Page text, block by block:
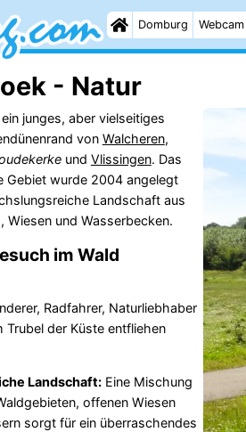
Domburg Webcam
- Natur
junges, aber vielseitiges
von Walcheren,
und Vlissingen. Das
Gebiet wurde 2004 angelegt
Landschaft aus
Wiesen und Wasserbecken.
im Wald
Radfahrer, Naturliebhaber
Trubel der Küste entfliehen
Landschaft:Eine Mischung
offenen Wiesen
sorgt für ein überraschendes